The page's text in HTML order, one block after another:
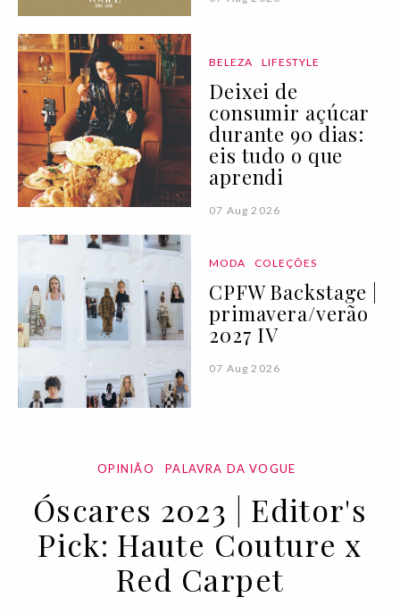
BELEZA LIFESTYLE
Deixei de
consumir açúcar
durante 90 dias:
eis tudo o que
aprendi
07 Aug 2026
MODA COLEÇÕES
CPFW Backstage |
primavera/verão
2027 IV
07 Aug 2026
OPINIÃO PALAVRA DA VOGUE
Óscares 2023 | Editor's
Pick: Haute Couture x
Red Carpet